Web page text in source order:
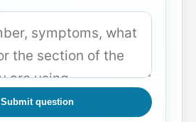
Submit question